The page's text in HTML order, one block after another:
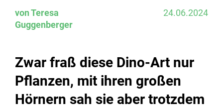
von Teresa
Guggenberger
24.06.2024
Zwar fraß diese Dino-Art nur
Pflanzen, mit ihren großen
Hörnern sah sie aber trotzdem